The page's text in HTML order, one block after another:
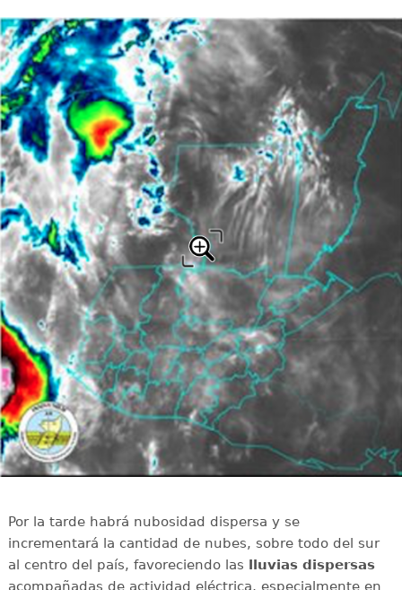
Por la tarde habrá nubosidad dispersa y se
incrementará la cantidad de nubes, sobre todo del sur
al centro del país, favoreciendo las
lluvias dispersas